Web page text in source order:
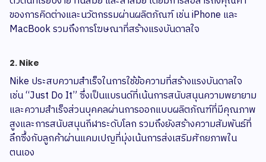
ของการคิดต่างและนวัตกรรมผ่านผลิตภัณฑ์ เช่น iPhone และ
MacBook รวมถึงการโฆษณาที่สร้างแรงบันดาลใจ
2. Nike
Nike ประสบความสำเร็จในการใช้ข้อความที่สร้างแรงบันดาลใจ
เช่น “Just Do It” ซึ่งเป็นแบรนด์ที่เน้นการสนับสนุนความพยายาม
และความสำเร็จส่วนบุคคลผ่านการออกแบบผลิตภัณฑ์ที่มีคุณภาพ
สูงและการสนับสนุนกีฬาระดับโลก รวมถึงยังสร้างความสัมพันธ์ที่
ลึกซึ้งกับลูกค้าผ่านแคมเปญที่มุ่งเน้นการส่งเสริมศักยภาพใน
ตนเอง